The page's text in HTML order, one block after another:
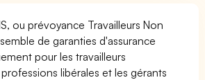
ou prévoyance Travailleurs Non
de garanties d'assurance
pour les travailleurs
libérales et les gérants